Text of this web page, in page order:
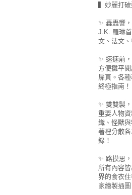
▍妙麗打
✨ 轟轟響
J.K. 羅琳
文、法文
✨ 速速前
方便攤平
扉頁。各
終極指南！
✨ 雙雙製
重要人物
織、怪獸
著裡分散
錄！
✨ 路摸思
所有內容
界的食衣
家繪製插